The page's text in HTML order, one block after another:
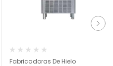
Fabricadoras De Hielo